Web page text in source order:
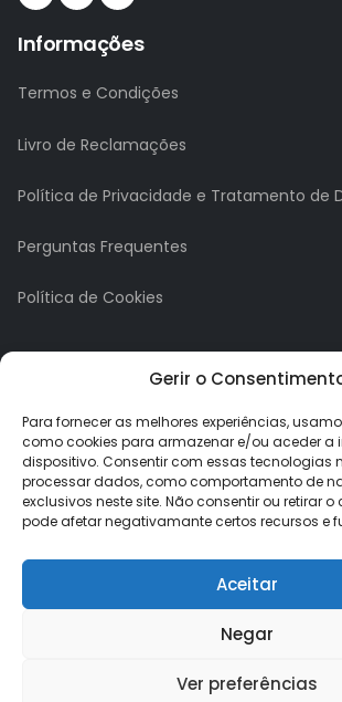
Gerir o
Para fornecer as melhores experiências,
como cookies para armazenar e/ou aceder a
dispositivo. Consentir com essas tecnologias
processar dados, como comportamento de
exclusivos neste site. Não consentir ou retirar
pode afetar negativamante certos recursos e
Aceitar
Negar
Ver preferências
Informações
Termos e Condições
Livro de Reclamações
Política de Privacidade e Tratamento de
Perguntas Frequentes
Política de Cookies
A minha conta
A Minha Conta
Histórico de Pedidos
Lista de Desejos
Newsletter
Loja dos Brindes © 2026. Todos os